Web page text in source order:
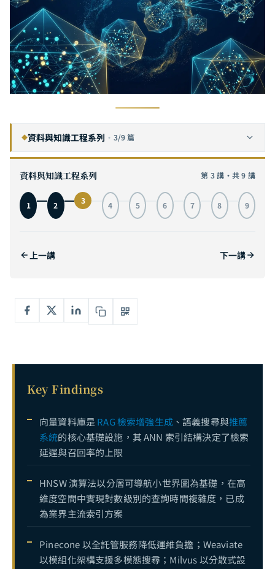
◆資料與知識工程系列 · 3/9 篇
2 GraphRAG 完全指南：知識圖譜 + RAG 的下一代檢索架構，從原理到企業實戰
向量資料庫完全指南：從 HNSW 索引原理到 Pinecone、Weaviate、Milvus 架構比較 目前
5 Hugging Face Transformers 完全指南：從模型下載、微調到部署的一站式實戰
7
資料與知識工程系列 第 3 講・共 9 講
1 2 3 4 5 6 7 8 9
上一講 下一講
Key Findings
向量資料庫是 RAG 檢索增強生成、語義搜尋與推薦
系統的核心基礎設施，其 ANN 索引結構決定了檢索
延遲與召回率的上限
HNSW 演算法以分層可導航小世界圖為基礎，在高
維度空間中實現對數級別的查詢時間複雜度，已成
為業界主流索引方案
Pinecone 以全託管服務降低運維負擔；Weaviate
以模組化架構支援多模態搜尋；Milvus 以分散式設